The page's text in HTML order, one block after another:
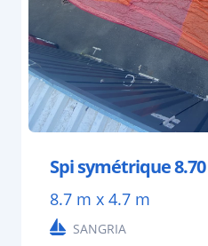
Spi symétrique 8.70
8.7 m x 4.7 m
SANGRIA